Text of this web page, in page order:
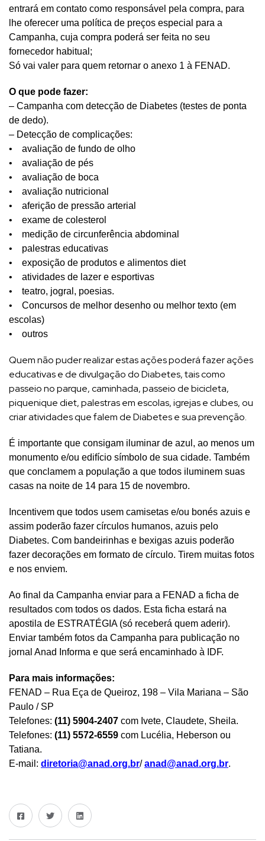
entrará em contato como responsável pela compra, para
lhe oferecer uma política de preços especial para a
Campanha, cuja compra poderá ser feita no seu
fornecedor habitual;
Só vai valer para quem retornar o anexo 1 à FENAD.
O que pode fazer:
– Campanha com detecção de Diabetes (testes de ponta
de dedo).
– Detecção de complicações:
• avaliação de fundo de olho
• avaliação de pés
• avaliação de boca
• avaliação nutricional
• aferição de pressão arterial
• exame de colesterol
• medição de circunferência abdominal
• palestras educativas
• exposição de produtos e alimentos diet
• atividades de lazer e esportivas
• teatro, jogral, poesias.
• Concursos de melhor desenho ou melhor texto (em
escolas)
• outros
Quem não puder realizar estas ações poderá fazer ações
educativas e de divulgação do Diabetes, tais como
passeio no parque, caminhada, passeio de bicicleta,
piquenique diet, palestras em escolas, igrejas e clubes, ou
criar atividades que falem de Diabetes e sua prevenção.
É importante que consigam iluminar de azul, ao menos um
monumento e/ou edifício símbolo de sua cidade. Também
que conclamem a população a que todos iluminem suas
casas na noite de 14 para 15 de novembro.
Incentivem que todos usem camisetas e/ou bonés azuis e
assim poderão fazer círculos humanos, azuis pelo
Diabetes. Com bandeirinhas e bexigas azuis poderão
fazer decorações em formato de círculo. Tirem muitas fotos
e nos enviem.
Ao final da Campanha enviar para a FENAD a ficha de
resultados com todos os dados. Esta ficha estará na
apostila de ESTRATÉGIA (só receberá quem aderir).
Enviar também fotos da Campanha para publicação no
jornal Anad Informa e que será encaminhado à IDF.
Para mais informações:
FENAD – Rua Eça de Queiroz, 198 – Vila Mariana – São
Paulo / SP
Telefones: (11) 5904-2407 com Ivete, Claudete, Sheila.
Telefones: (11) 5572-6559 com Lucélia, Heberson ou
Tatiana.
E-mail: diretoria@anad.org.br/anad@anad.org.br.